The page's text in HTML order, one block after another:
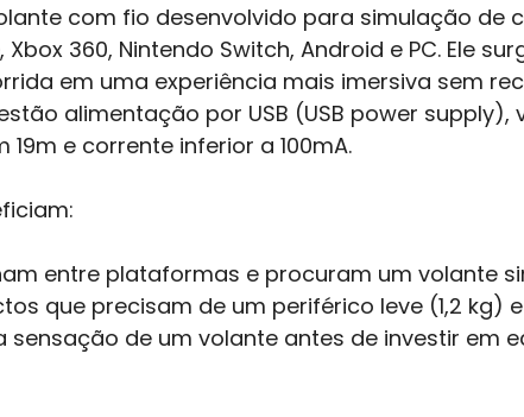
com fio desenvolvido para simulação
Xbox 360, Nintendo Switch, Android e PC. Ele
em uma experiência mais imersiva sem
alimentação por USB (USB power
e corrente inferior a 100mA.
entre plataformas e procuram um volante
que precisam de um periférico leve (1,2 kg)
sensação de um volante antes de investir em